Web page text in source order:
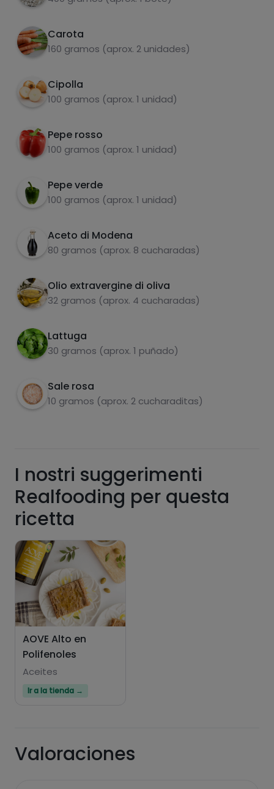
Carota
160 gramos (aprox. 2 unidades)
Cipolla
100 gramos (aprox. 1 unidad)
Pepe rosso
100 gramos (aprox. 1 unidad)
Pepe verde
100 gramos (aprox. 1 unidad)
Aceto di Modena
80 gramos (aprox. 8 cucharadas)
Olio extravergine di oliva
32 gramos (aprox. 4 cucharadas)
Lattuga
30 gramos (aprox. 1 puñado)
Sale rosa
10 gramos (aprox. 2 cucharaditas)
3 Lavare e scolare i fagioli e metterli a
cucchiai di aceto di Modena. (Nella foto c'è
mezza porzione)
4 Lasciare riposare per 12-24 ore.
6 Servire: prima la lattuga, sopra i fagioli e al
carboidrati proteine
zuccheri grassi saturi
Hazte PLUS para ver la información nutricional
I nostri suggerimenti
Realfooding per questa
ricetta
AOVE Alto en
Polifenoles
Aceites
Ir a la tienda →
Valoraciones